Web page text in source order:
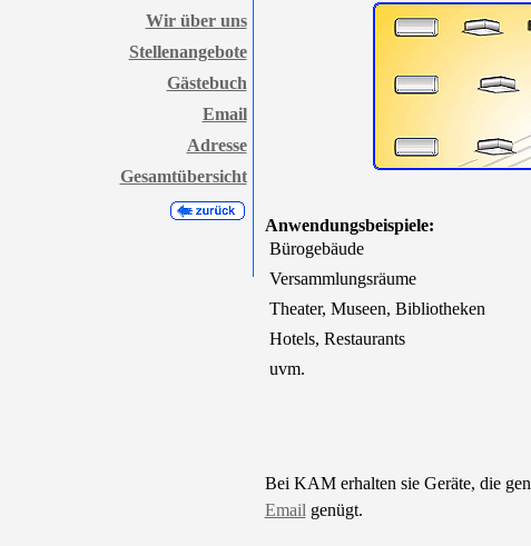
Wir über uns
Stellenangebote
Gästebuch
Email
Adresse
Gesamtübersicht
Anwendungsbeispiele:
 Bürogebäude
 Versammlungsräume
 Theater, Museen, Bibliotheken
 Hotels, Restaurants
 uvm.
Bei KAM erhalten sie Geräte, die
Email genügt.